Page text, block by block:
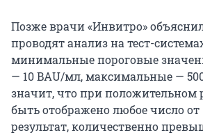
Позже врачи «Инвитро»
проводят анализ на тест-
минимальные пороговые
— 10 BAU/мл, максимальные —
значит, что при положительном
быть отображено любое число от
результат, количественно